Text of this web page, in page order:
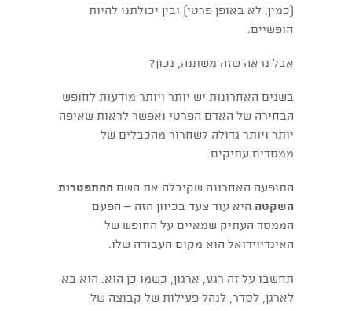
(כמין, לא באופן פרטי) ובין יכולתנו להיות
חופשיים.
אבל נראה שזה משתנה, נכון?
בשנים האחרונות יש יותר ויותר מודעות לחופש
הבחירה של האדם הפרטי ואפשר לראות שאיפה
יותר ויותר גדולה לשחרור מהכבלים של
ממסדים עתיקים.
התופעה האחרונה שקיבלה את השם ההתפטרות
השקטה היא עוד צעד בכיוון הזה – הפעם
הממסד העתיק שמאיים על החופש של
האינדיוידואל הוא מקום העבודה שלו.
תחשבו על זה רגע, ארגון, כשמו כן הוא. הוא בא
לארגן, לסדר, לנהל פעילות של קבוצה של